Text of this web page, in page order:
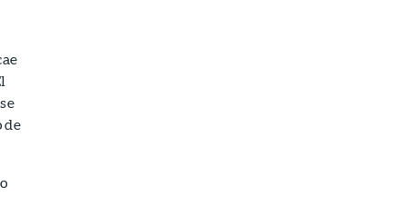
de